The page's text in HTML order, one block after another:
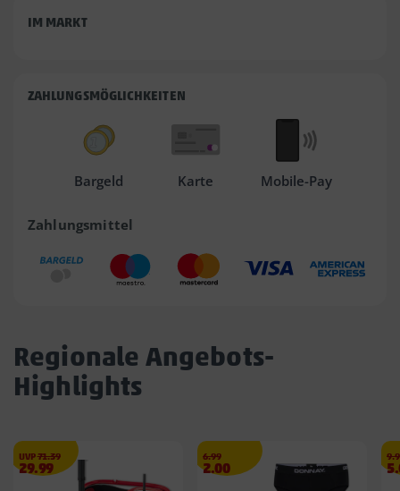
IM MARKT
ZAHLUNGSMÖGLICHKEITEN
Bargeld Karte Mobile-Pay
Zahlungsmittel
Regionale Angebots-
Highlights
UVP71.39€
Angebotspreis
29.99
29.99
Streichpreis
6.99€
Angebotspreis
2.00
2.00